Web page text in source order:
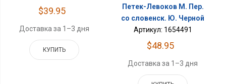
$39.95
Доставка за 1–3 дня
КУПИТЬ
Петек-Левоков М. Пер.
со словенск. Ю. Черной
Артикул: 1654491
$48.95
Доставка за 1–3 дня